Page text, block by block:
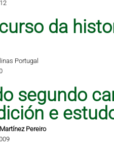
da
Portugal
segundo
e
Pereiro